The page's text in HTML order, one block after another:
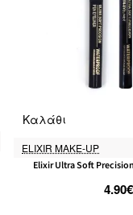
ELIXIR MAKE-UP
Elixir Ultra Soft
4.90€
Καλάθι